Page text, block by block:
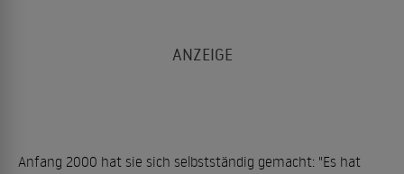
Anfang 2000 hat sie sich selbstständig gemacht: "Es hat